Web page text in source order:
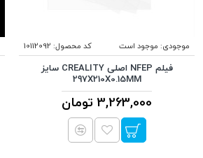
موجودی: موجود است کد محصول: 10112092
فیلم NFEP اصلی CREALITY سایز
297X210X0.15MM
3,263,000 تومان